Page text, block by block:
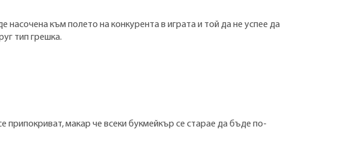
към полето на конкурента в играта и той да не успее да
тип грешка.
припокриват, макар че всеки букмейкър се старае да бъде по-